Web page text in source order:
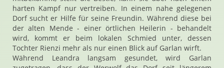
harten Kampf nur vertreiben. In einem nahe gelegenen
Dorf sucht er Hilfe für seine Freundin. Während diese bei
der alten Mende - einer örtlichen Heilerin - behandelt
wird, kommt er beim lokalen Schmied unter, dessen
Tochter Rienzi mehr als nur einen Blick auf Garlan wirft.
Während Leandra langsam gesundet, wird Garlan